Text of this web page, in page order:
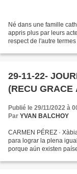
Né dans une famille
appris plus par leurs
respect de l'autre
29-11-22- JOURNALE MONDIALE DE LA FEMME
(RECU GRACE
Publié le 29/11/2022 à
Par YVAN BALCHOY
CARMEN PÉREZ ·
para lograr la plena
porque aún existen